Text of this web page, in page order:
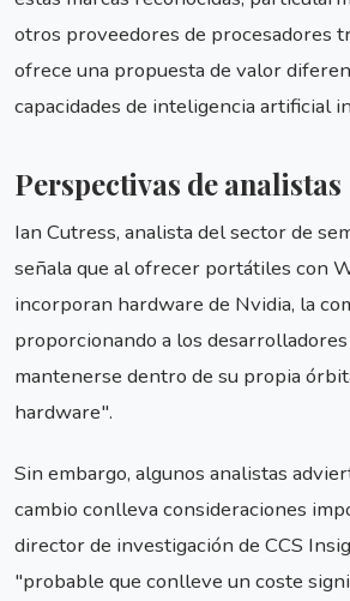
otros proveedores de procesadores
ofrece una propuesta de valor
capacidades de inteligencia artificial
Perspectivas de analistas
Ian Cutress, analista del sector de
señala que al ofrecer portátiles con
incorporan hardware de Nvidia, la
proporcionando a los
mantenerse dentro de su propia
hardware".
Sin embargo, algunos analistas
cambio conlleva consideraciones
director de investigación de CCS
"probable que conlleve un coste